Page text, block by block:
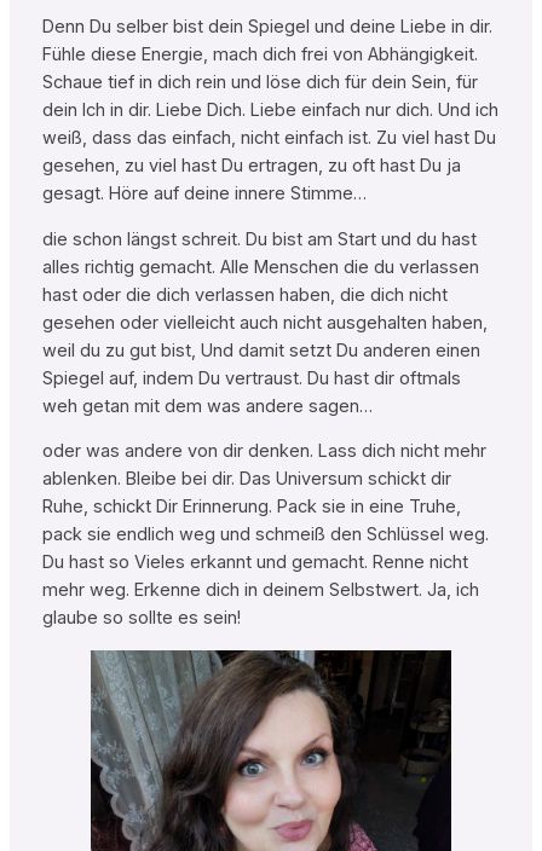
Denn Du selber bist dein Spiegel und deine Liebe in dir.
Fühle diese Energie, mach dich frei von Abhängigkeit.
Schaue tief in dich rein und löse dich für dein Sein, für
dein Ich in dir. Liebe Dich. Liebe einfach nur dich. Und ich
weiß, dass das einfach, nicht einfach ist. Zu viel hast Du
gesehen, zu viel hast Du ertragen, zu oft hast Du ja
gesagt. Höre auf deine innere Stimme…
die schon längst schreit. Du bist am Start und du hast
alles richtig gemacht. Alle Menschen die du verlassen
hast oder die dich verlassen haben, die dich nicht
gesehen oder vielleicht auch nicht ausgehalten haben,
weil du zu gut bist, Und damit setzt Du anderen einen
Spiegel auf, indem Du vertraust. Du hast dir oftmals
weh getan mit dem was andere sagen…
oder was andere von dir denken. Lass dich nicht mehr
ablenken. Bleibe bei dir. Das Universum schickt dir
Ruhe, schickt Dir Erinnerung. Pack sie in eine Truhe,
pack sie endlich weg und schmeiß den Schlüssel weg.
Du hast so Vieles erkannt und gemacht. Renne nicht
mehr weg. Erkenne dich in deinem Selbstwert. Ja, ich
glaube so sollte es sein!